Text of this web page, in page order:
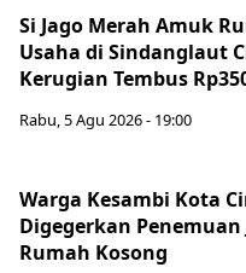
Si Jago Merah Amuk
Usaha di Sindanglaut
Kerugian Tembus
Rabu, 5 Agu 2026 - 19:00
Warga Kesambi Kota
Digegerkan Penemuan
Rumah Kosong